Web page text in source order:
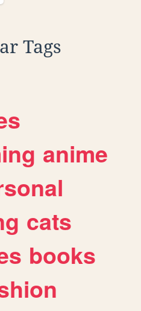
Tags
anime
cats
books